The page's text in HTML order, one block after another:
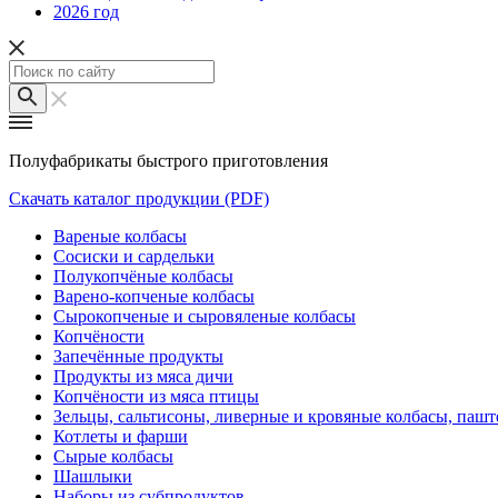
2026 год
Полуфабрикаты быстрого приготовления
Скачать каталог продукции (PDF)
Вареные колбасы
Сосиски и сардельки
Полукопчёные колбасы
Варено-копченые колбасы
Сырокопченые и сыровяленые колбасы
Копчёности
Запечённые продукты
Продукты из мяса дичи
Копчёности из мяса птицы
Зельцы, сальтисоны, ливерные и кровяные колбасы,
Котлеты и фарши
Сырые колбасы
Шашлыки